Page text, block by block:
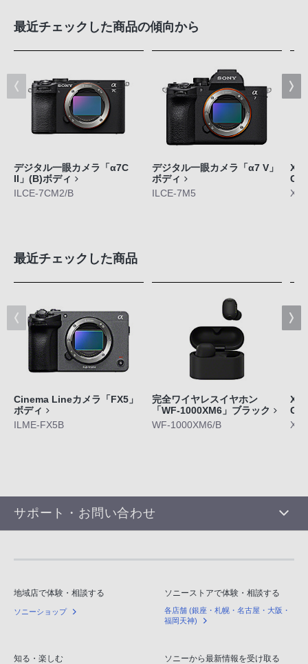
最近チェックした商品の傾向から
デジタル一眼カメラ「α7C
II」(B)ボディ
ILCE-7CM2/B
デジタル一眼カメラ「α7 V」
ボディ
ILCE-7M5
最近チェックした商品
Cinema Lineカメラ「FX5」
ボディ
ILME-FX5B
完全ワイヤレスイヤホン
「WF-1000XM6」ブラック
WF-1000XM6/B
サポート・お問い合わせ
地域店で体験・相談する
ソニーショップ
ソニーストアで体験・相談する
各店舗 (銀座・札幌・名古屋・大阪・
福岡天神)
知る・楽しむ ソニーから最新情報を受け取る